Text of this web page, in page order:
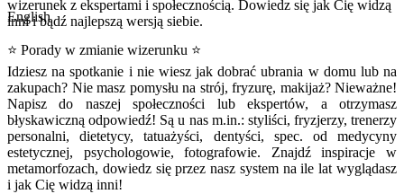
wizerunek z ekspertami i społecznością. Dowiedz się jak Cię widzą
inni i bądź najlepszą wersją siebie.
English
⭐ Porady w zmianie wizerunku ⭐
Idziesz na spotkanie i nie wiesz jak dobrać ubrania w domu lub na
zakupach? Nie masz pomysłu na strój, fryzurę, makijaż? Nieważne!
Napisz do naszej społeczności lub ekspertów, a otrzymasz
błyskawiczną odpowiedź! Są u nas m.in.: styliści, fryzjerzy, trenerzy
personalni, dietetycy, tatuażyści, dentyści, spec. od medycyny
estetycznej, psychologowie, fotografowie. Znajdź inspiracje w
metamorfozach, dowiedz się przez nasz system na ile lat wyglądasz
i jak Cię widzą inni!